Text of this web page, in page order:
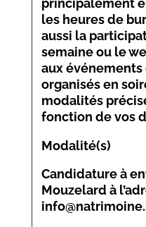
les heures de
aussi la
semaine ou le
aux
organisés en
modalités
fonction de vos
Modalité(s)
Candidature à
Mouzelard à